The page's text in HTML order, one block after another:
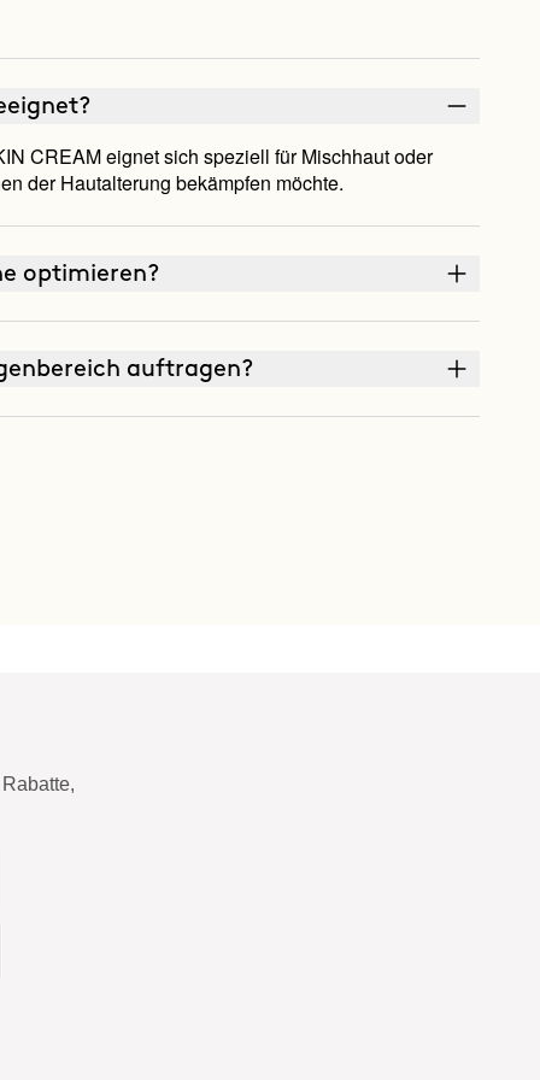
CREAM eignet sich speziell für Mischhaut oder
der Hautalterung bekämpfen möchte.
optimieren?
auftragen?